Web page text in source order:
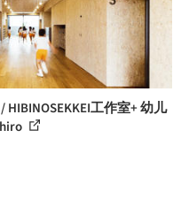
HIBINOSEKKEI工作室+ 幼儿